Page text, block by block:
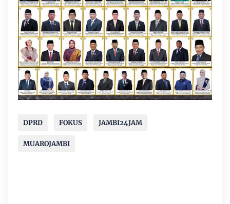
DPRD FOKUS JAMBI24JAM
MUAROJAMBI